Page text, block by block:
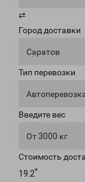
⇄
Город доставки
Саратов
Тип перевозки
Введите вес
От 3000 кг
Стоимость
19.2*